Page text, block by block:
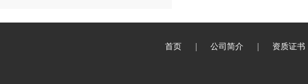
首页 公司简介 资质证书